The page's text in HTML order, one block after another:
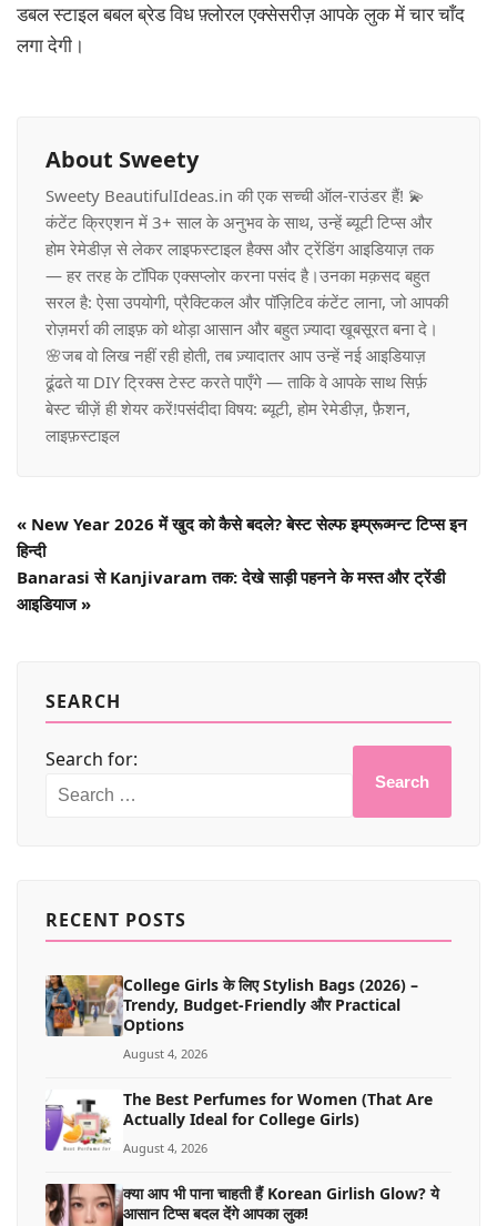
डबल स्टाइल बबल ब्रेड विध फ़्लोरल एक्सेसरीज़ आपके लुक में चार चाँद
लगा देगी।
About Sweety
Sweety BeautifulIdeas.in की एक सच्ची ऑल-राउंडर हैं! 💫
कंटेंट क्रिएशन में 3+ साल के अनुभव के साथ, उन्हें ब्यूटी टिप्स और
होम रेमेडीज़ से लेकर लाइफस्टाइल हैक्स और ट्रेंडिंग आइडियाज़ तक
— हर तरह के टॉपिक एक्सप्लोर करना पसंद है।उनका मक़सद बहुत
सरल है: ऐसा उपयोगी, प्रैक्टिकल और पॉज़िटिव कंटेंट लाना, जो आपकी
रोज़मर्रा की लाइफ़ को थोड़ा आसान और बहुत ज़्यादा खूबसूरत बना दे।
🌸जब वो लिख नहीं रही होती, तब ज़्यादातर आप उन्हें नई आइडियाज़
ढूंढते या DIY ट्रिक्स टेस्ट करते पाएँगे — ताकि वे आपके साथ सिर्फ़
बेस्ट चीज़ें ही शेयर करें!पसंदीदा विषय: ब्यूटी, होम रेमेडीज़, फ़ैशन,
लाइफ़स्टाइल
« New Year 2026 में खुद को कैसे बदले? बेस्ट सेल्फ इम्प्रूव्मन्ट टिप्स इन
हिन्दी
Banarasi से Kanjivaram तक: देखे साड़ी पहनने के मस्त और ट्रेंडी
आइडियाज»
SEARCH
Search for:
Search
RECENT POSTS
College Girls के लिए Stylish Bags (2026) –
Trendy, Budget-Friendly और Practical
Options
August 4, 2026
The Best Perfumes for Women (That Are
Actually Ideal for College Girls)
August 4, 2026
क्या आप भी पाना चाहती हैं Korean Girlish Glow? ये
आसान टिप्स बदल देंगे आपका लुक!